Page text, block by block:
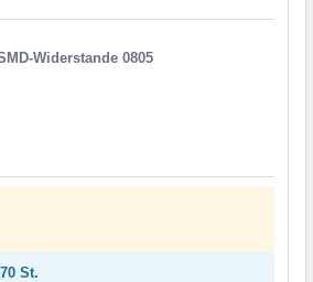
Widerstande 0805
St.